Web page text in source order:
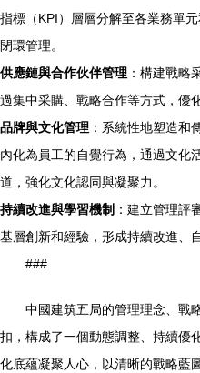
指標（KPI）層層分解至各業務單
閉環管理。
供應鏈與合作伙伴管理 ：構建戰略
過集中采購、戰略合作等方式，優
品牌與文化管理 ：系統性地塑造和
內化為員工的自覺行為，通過文化
道，強化文化認同與凝聚力。
持續改進與學習機制 ：建立管理評
基層創新和經驗，形成持續改進、
###
中國建筑五局的管理理念、戰
扣，構成了一個動態調整、持續優
化底蘊凝聚人心，以清晰的戰略藍